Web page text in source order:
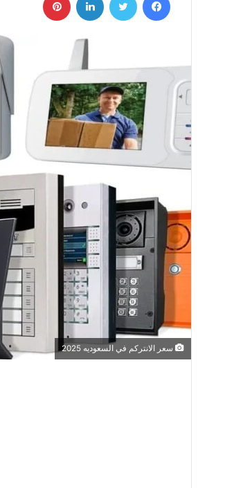
سعر الانتركم في السعوديه 2025